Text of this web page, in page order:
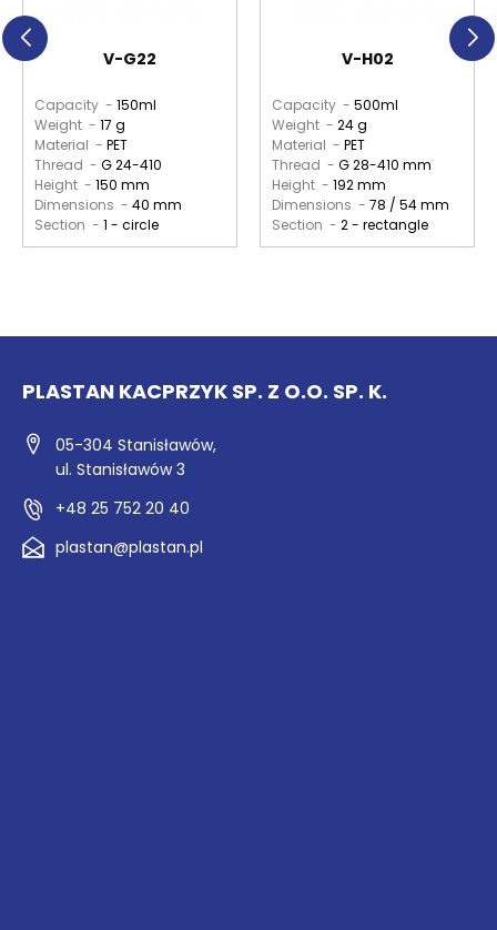
V-G22
Capacity - 150ml
Weight - 17 g
Material - PET
Thread - G 24-410
Height - 150 mm
Dimensions - 40 mm
Section - 1 - circle
V-H02
Capacity - 500ml
Weight - 24 g
Material - PET
Thread - G 28-410 mm
Height - 192 mm
Dimensions - 78 / 54 mm
Section - 2 - rectangle
PLASTAN KACPRZYK SP. Z O.O. SP. K.
05-304 Stanisławów,
ul. Stanisławów 3
+48 25 752 20 40
plastan@plastan.pl